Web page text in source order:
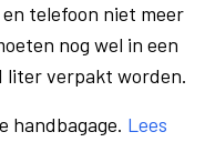
telefoon niet meer
nog wel in een
liter verpakt worden.
handbagage. Lees